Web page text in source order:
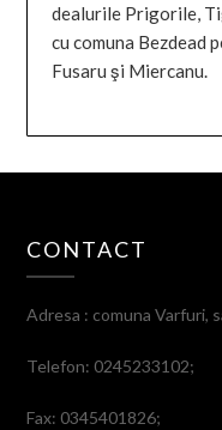
dealurile Prigorile,
cu comuna Bezdead
Fusaru şi Miercanu.
CONTACT
Adresa : comuna Varfuri,
Telefon: 0245233102;
Fax: 0345401826;